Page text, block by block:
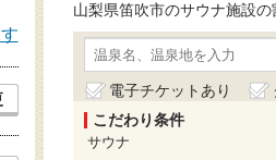
山梨県笛吹市のサウナ施設
電子チケットあり
こだわり条件
サウナ